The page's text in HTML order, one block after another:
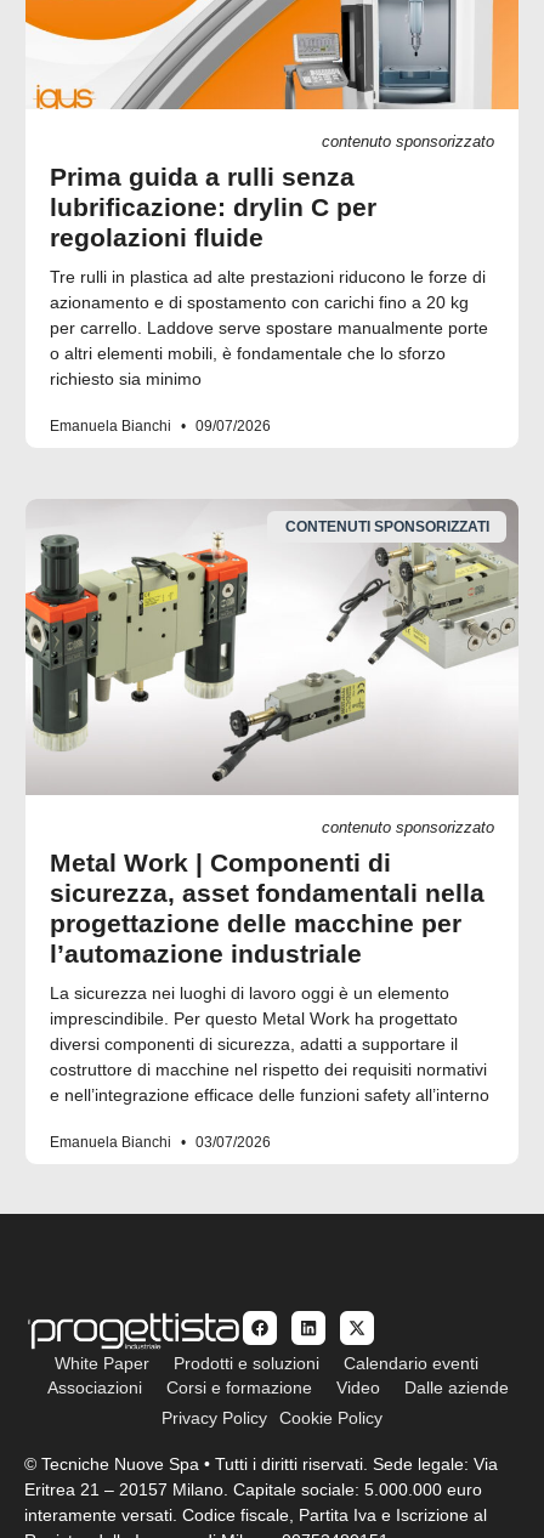
contenuto sponsorizzato
Prima guida a rulli senza
lubrificazione: drylin C per
regolazioni fluide
Tre rulli in plastica ad alte prestazioni riducono le forze di
azionamento e di spostamento con carichi fino a 20 kg
per carrello. Laddove serve spostare manualmente porte
o altri elementi mobili, è fondamentale che lo sforzo
richiesto sia minimo
Emanuela Bianchi 09/07/2026
CONTENUTI SPONSORIZZATI
contenuto sponsorizzato
Metal Work | Componenti di
sicurezza, asset fondamentali nella
progettazione delle macchine per
l’automazione industriale
La sicurezza nei luoghi di lavoro oggi è un elemento
imprescindibile. Per questo Metal Work ha progettato
diversi componenti di sicurezza, adatti a supportare il
costruttore di macchine nel rispetto dei requisiti normativi
e nell’integrazione efficace delle funzioni safety all’interno
Emanuela Bianchi 03/07/2026
White Paper Prodotti e soluzioni
Calendario eventi
Associazioni
Corsi e formazione Video
Dalle aziende
Privacy Policy
Cookie Policy
© Tecniche Nuove Spa • Tutti i diritti riservati. Sede legale: Via
Eritrea 21 – 20157 Milano. Capitale sociale: 5.000.000 euro
interamente versati. Codice fiscale, Partita Iva e Iscrizione al